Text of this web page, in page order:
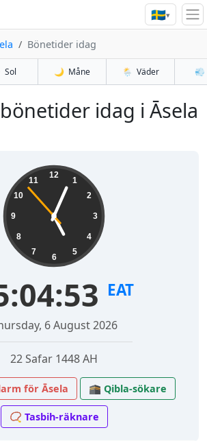
🇸🇪▾
Bönetider idag
Sol 🌙 Måne 🌦️ Väder 💨
idag i Āsela
12
1
2
3
4
5
6
7
8
9
10
11
EAT
6 August 2026
22 Safar 1448 AH
för Āsela 🕋 Qibla-sökare
📿 Tasbih-räknare